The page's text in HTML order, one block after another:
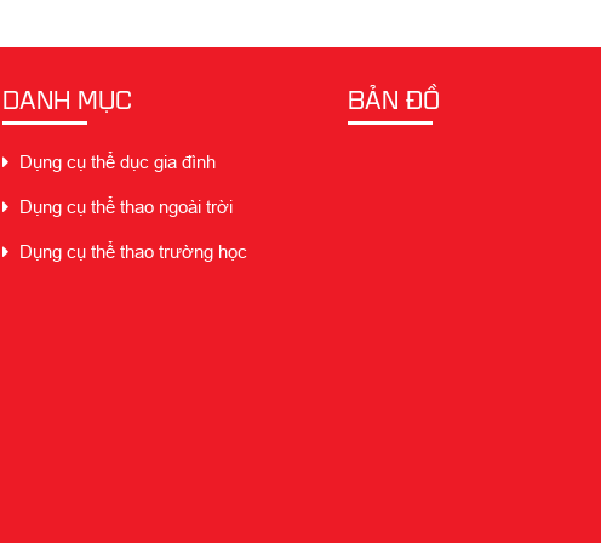
DANH MỤC
Dụng cụ thể dục gia đình
Dụng cụ thể thao ngoài trời
Dụng cụ thể thao trường học
BẢN ĐỒ